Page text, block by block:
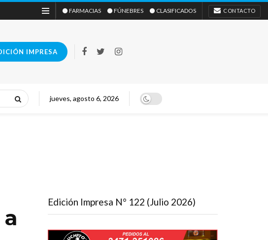
⚫ FARMACIAS ⚫ FÚNEBRES ⚫ CLASIFICADOS CONTACTO
IMPRESA
jueves, agosto 6, 2026
Edición Impresa N° 122 (Julio 2026)